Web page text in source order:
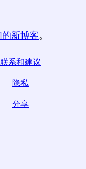
新博客。
联系和建议
隐私
分享